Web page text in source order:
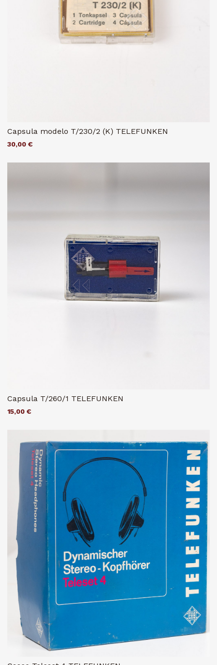
Capsula modelo T/230/2 (K) TELEFUNKEN
30,00 €
Capsula T/260/1 TELEFUNKEN
15,00 €